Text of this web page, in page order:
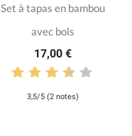
Set à tapas en bambou
avec bols
17,00 €
3,5/5 (2 notes)